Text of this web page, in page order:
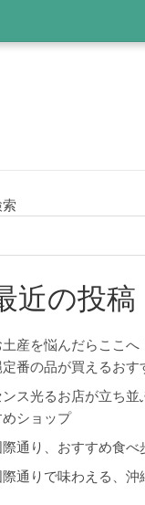
近の投稿
土産を悩んだらここ
番の品が買えるおす
ンス光るお店が立ち
ショップ
際通り、おすすめ食べ
際通りで味わえる、沖